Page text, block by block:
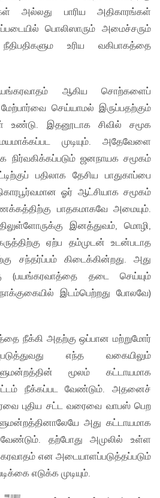
அல்லது பாரிய அதிகாரங்கள்
பொலிஸாரும் அமைச்சரும்
உரிய வகிபாகத்தை
பயங்கரவாதம் ஆகிய சொற்களைப்
செய்யாமல் இருப்பதற்கும்
உண்டு. இதனூடாக சிவில் சமூக
முடியும். அதேவேளை
நிர்வகிக்கப்படும் ஜனநாயக சமூகம்
பதிலாக தேசிய பாதுகாப்பை
ஓர் ஆட்சியாக சமூகம்
பாதகமாகவே அமையும்.
இனத்துவம், மொழி,
ஏற்ப தம்முடன் உடன்படாத
சந்தர்ப்பம் கிடைக்கின்றது. அது
(பயங்கரவாத்தை தடை செய்யும்
இடம்பெற்றது போலவே)
நீக்கி அதற்கு ஒப்பான மற்றுமோர்
எந்த வகையிலும்
மூலம் கட்டாயமாக
நீக்கப்பட வேண்டும். அதனைச்
புதிய சட்ட வரைவை வாபஸ் பெற
அது கட்டாயமாக
வேண்டும். தற்போது அமுலில் உள்ள
என அடையாளப்படுத்தப்படும்
எடுக்க முடியும்.